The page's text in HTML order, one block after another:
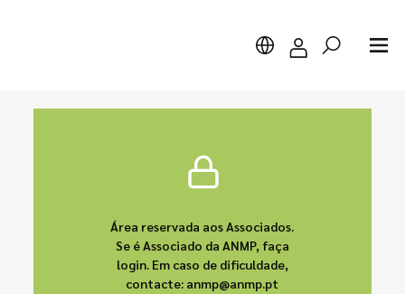
Área reservada aos Associados.
Se é Associado da ANMP, faça
login. Em caso de dificuldade,
contacte: anmp@anmp.pt